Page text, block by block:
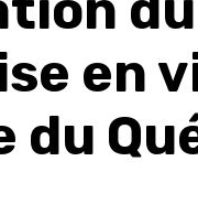
en